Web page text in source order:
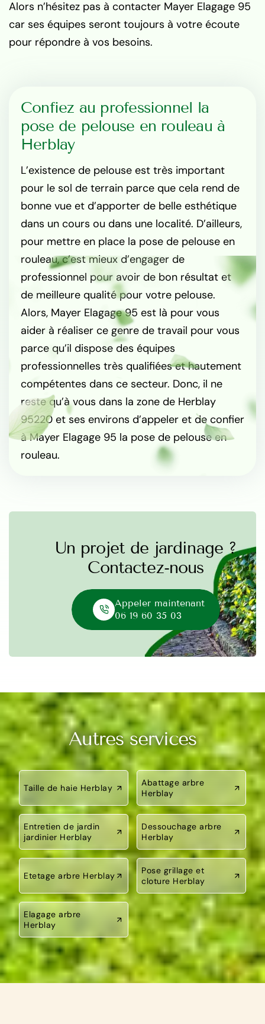
Alors n’hésitez pas à contacter Mayer Elagage 95
car ses équipes seront toujours à votre écoute
pour répondre à vos besoins.
Confiez au professionnel la
pose de pelouse en rouleau à
Herblay
L’existence de pelouse est très important
pour le sol de terrain parce que cela rend de
bonne vue et d’apporter de belle esthétique
dans un cours ou dans une localité. D’ailleurs,
pour mettre en place la pose de pelouse en
rouleau, c’est mieux d’engager de
professionnel pour avoir de bon résultat et
de meilleure qualité pour votre pelouse.
Alors, Mayer Elagage 95 est là pour vous
aider à réaliser ce genre de travail pour vous
parce qu’il dispose des équipes
professionnelles très qualifiées et hautement
compétentes dans ce secteur. Donc, il ne
reste qu’à vous dans la zone de Herblay
95220 et ses environs d’appeler et de confier
à Mayer Elagage 95 la pose de pelouse en
rouleau.
Un projet de jardinage ?
Contactez-nous
Appeler maintenant
06 19 60 35 03
Autres services
Taille de haie Herblay
Abattage arbre
Herblay
Entretien de jardin
jardinier Herblay
Dessouchage arbre
Herblay
Etetage arbre Herblay
Pose grillage et
cloture Herblay
Elagage arbre
Herblay